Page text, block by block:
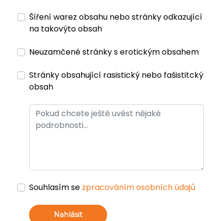
Šíření warez obsahu nebo stránky odkazující
na takovýto obsah
Neuzamčené stránky s erotickým obsahem
Stránky obsahující rasistický nebo fašistitcký
obsah
Souhlasím se zpracováním osobních údajů
Nahlásit